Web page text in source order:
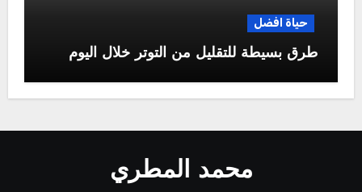
حياة افضل
طرق بسيطة للتقليل من التوتر خلال اليوم
محمد المطري